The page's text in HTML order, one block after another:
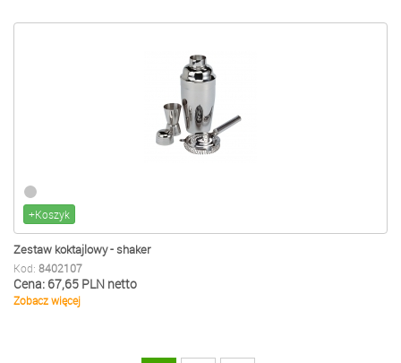
+Koszyk
Zestaw koktajlowy - shaker
Kod: 8402107
Cena: 67,65 PLN netto
Zobacz więcej